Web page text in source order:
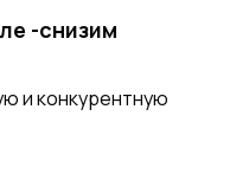
-снизим
и конкурентную